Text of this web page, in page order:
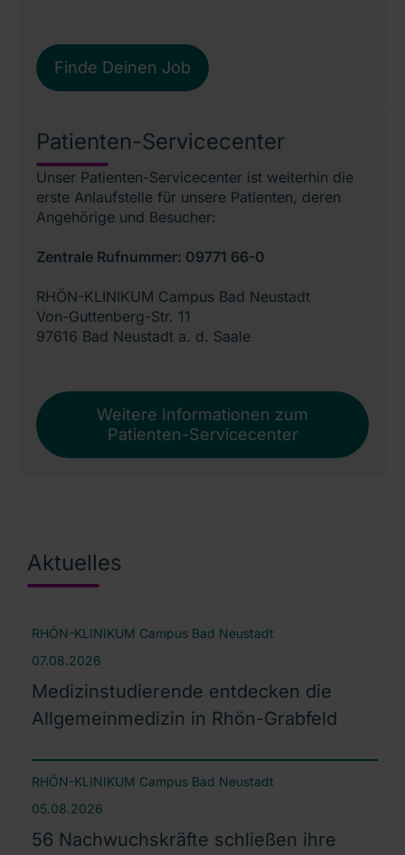
Finde Deinen Job
Patienten-Servicecenter
Unser Patienten-Servicecenter ist weiterhin die
erste Anlaufstelle für unsere Patienten, deren
Angehörige und Besucher:
Zentrale Rufnummer: 09771 66-0
RHÖN-KLINIKUM Campus Bad Neustadt
Von-Guttenberg-Str. 11
97616 Bad Neustadt a. d. Saale
Weitere Informationen zum
Patienten-Servicecenter
Aktuelles
RHÖN-KLINIKUM Campus Bad Neustadt
07.08.2026
Medizinstudierende entdecken die
Allgemeinmedizin in Rhön-Grabfeld
RHÖN-KLINIKUM Campus Bad Neustadt
05.08.2026
56 Nachwuchskräfte schließen ihre